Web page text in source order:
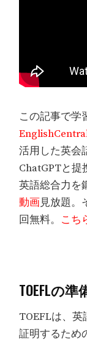
この記事で学
活用した英会
ChatGPTと
英語総合力を
動画見放題。
回無料。 こち
TOEFLの
TOEFLは、
証明するため